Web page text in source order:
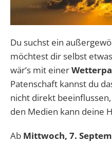
Du suchst ein
möchtest dir selbst
wär’s mit einer
Patenschaft kannst du
nicht direkt
den Medien kann deine
Ab Mittwoch, 7.